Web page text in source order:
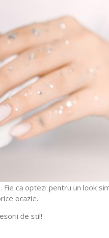
ca optezi pentru un look
ocazie.
de stil!